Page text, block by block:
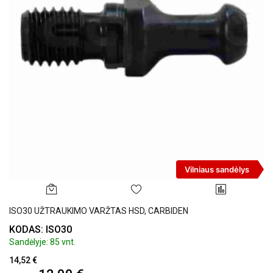
Vilniaus sandėlys
ISO30 UŽTRAUKIMO VARŽTAS HSD, CARBIDEN
KODAS: ISO30
Sandėlyje: 85 vnt.
14,52 €